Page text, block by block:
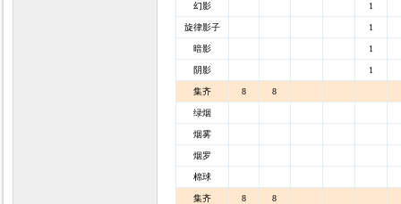
幻影 1
旋律影子 1
暗影 1
阴影 1
集齐 8 8
绿烟
烟雾
烟罗
棉球
集齐 8 8